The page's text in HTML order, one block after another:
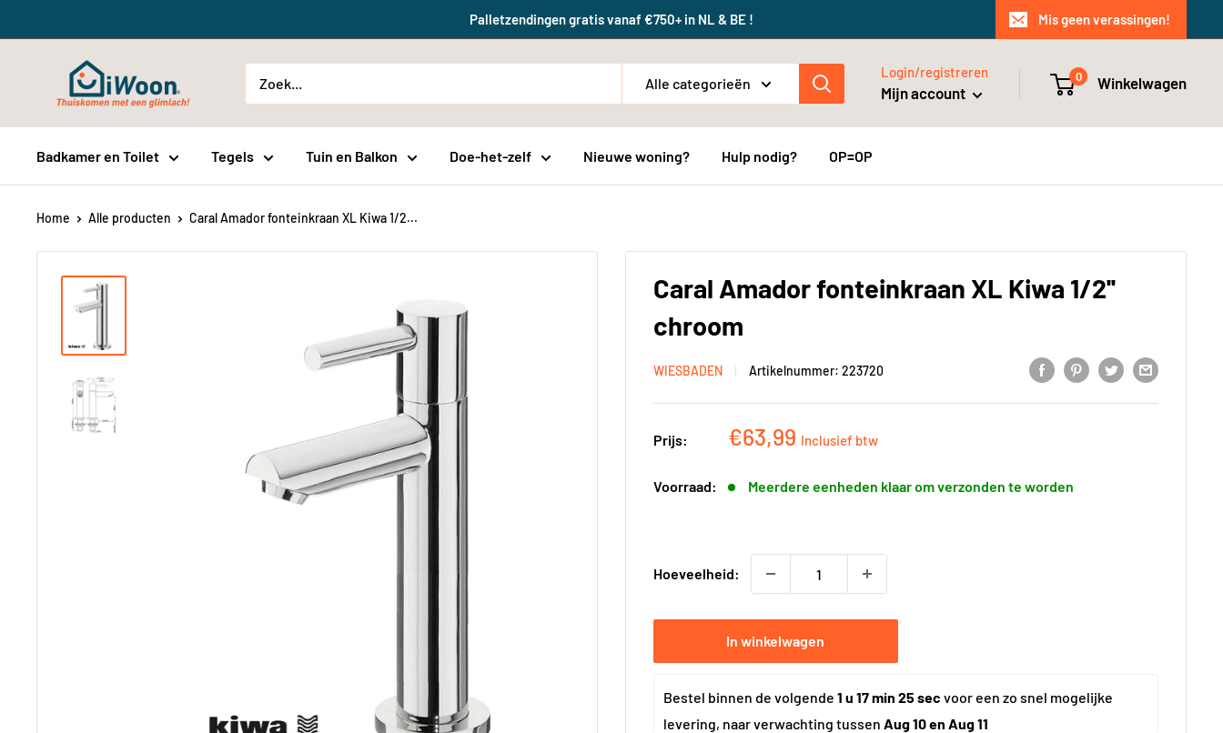
naar
Palletzendingen gratis vanaf €750+ in NL & BE ! Mis geen verassingen!
iWoon.nl
Alle categorieën
Login/registreren
Mijn account
0 Winkelwagen
Badkamer en Toilet Tegels Tuin en Balkon Doe-het-zelf Nieuwe woning? Hulp nodig? OP=OP
Home Alle producten Caral Amador fonteinkraan XL Kiwa 1/2...
Caral Amador fonteinkraan XL Kiwa 1/2''
chroom
WIESBADEN Artikelnummer: 223720
Prijs: Kortingsprijs
€63,99 Inclusief btw
Voorraad: Meerdere eenheden klaar om verzonden te worden
Hoeveelheid:
In winkelwagen
Bestel binnen de volgende 1 u 17 min 24 sec voor een zo snel mogelijke
levering, naar verwachting tussen Aug 10 en Aug 11